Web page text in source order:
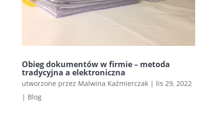
Obieg dokumentów w firmie – metoda
tradycyjna a elektroniczna
utworzone przez Malwina Kaźmierczak| lis 29, 2022
| Blog